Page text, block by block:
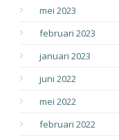
mei 2023
februari 2023
januari 2023
juni 2022
mei 2022
februari 2022